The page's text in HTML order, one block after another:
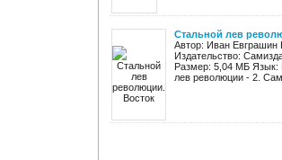
Стальной лев
Автор: Иван Евграшин
Издательство:
Размер: 5,04 МБ Язык:
лев революции - 2.